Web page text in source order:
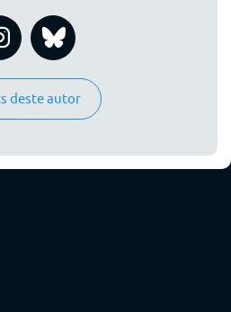
deste autor